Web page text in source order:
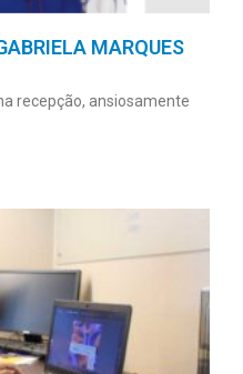
MARQUES
recepção, ansiosamente